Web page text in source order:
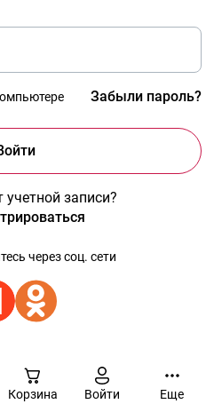
Корзина Войти Еще
Забыли пароль?
учетной записи?
через соц. сети